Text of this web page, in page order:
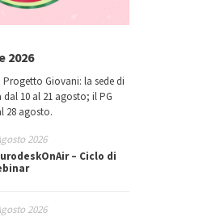
2026
Progetto Giovani: la sede di
10 al 21 agosto; il PG
28 agosto.
2026
– Ciclo di
2026